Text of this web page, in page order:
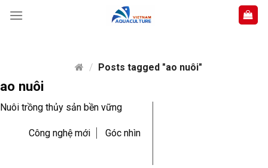
/ Posts tagged "ao nuôi"
ao nuôi
Nuôi trồng thủy sản bền vững
Công nghệ mới Góc nhìn